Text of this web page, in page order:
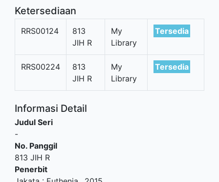
Ketersediaan
RRS00124
813
JIH R
My
Library
Tersedia
RRS00224
813
JIH R
My
Library
Tersedia
Informasi Detail
Judul Seri
-
No. Panggil
813 JIH R
Penerbit